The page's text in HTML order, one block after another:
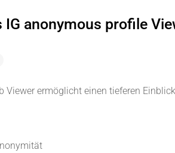
IG anonymous profile
Viewer ermöglicht einen tieferen